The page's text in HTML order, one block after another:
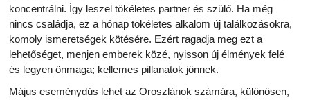
koncentrálni. Így leszel tökéletes partner és szülő. Ha még
nincs családja, ez a hónap tökéletes alkalom új találkozásokra,
komoly ismeretségek kötésére. Ezért ragadja meg ezt a
lehetőséget, menjen emberek közé, nyisson új élmények felé
és legyen önmaga; kellemes pillanatok jönnek.
Május eseménydús lehet az Oroszlánok számára, különösen,